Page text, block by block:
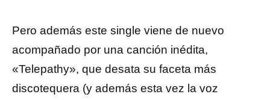
Pero además este single viene de nuevo
acompañado por una canción inédita,
«Telepathy», que desata su faceta más
discotequera (y además esta vez la voz